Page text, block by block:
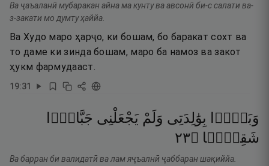
Ва ҷаъаланӣ мубаракан айна ма кунту ва авсонӣ би-с салати ва-
з-закати мо думту ҳаййа.
Ва Худо маро ҳарҷо, ки бошам, бо баракат сохт ва
то даме ки зинда бошам, маро ба намоз ва закот
ҳукм фармудааст.
19:31
وَبَرًّۢا بِوَٰلِدَتِى وَلَمْ يَجْعَلْنِى جَبَّارًۭا
شَقِيًّۭا ۝٣٢
Ва барран би валидатӣ ва лам яҷъалнӣ ҷаббаран шақиййа.